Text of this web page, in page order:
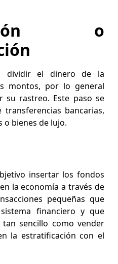
o
dividir el dinero de la
montos, por lo general
su rastreo. Este paso se
bancarias,
o bienes de lujo.
insertar los fondos
la economía a través de
pequeñas que
financiero y que
tan sencillo como vender
la estratificación con el